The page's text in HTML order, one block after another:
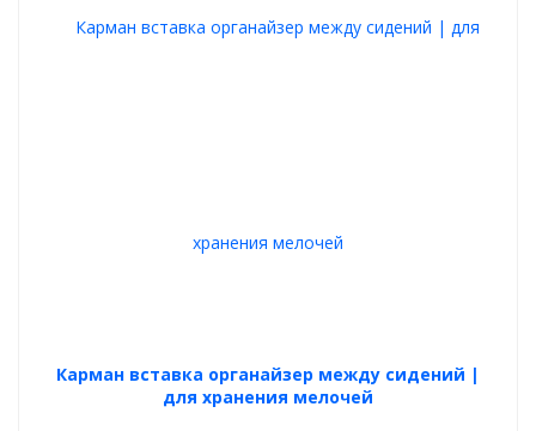
Легко очищается от загрязнений
Не перемещается во время движения автомобиля
аксессуар для организации пространства автомобиля, который
Карман вставка органайзер между сидений |
для хранения мелочей